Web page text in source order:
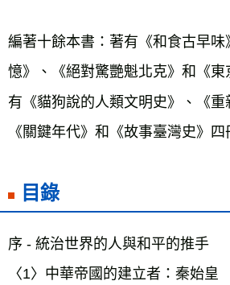
編著十餘本書：著有《和食古早味
憶》、《絕對驚艷魁北克》和《東
有《貓狗說的人類文明史》、《重
《關鍵年代》和《故事臺灣史》四
目錄
序 - 統治世界的人與和平的推手
〈1〉中華帝國的建立者：秦始皇